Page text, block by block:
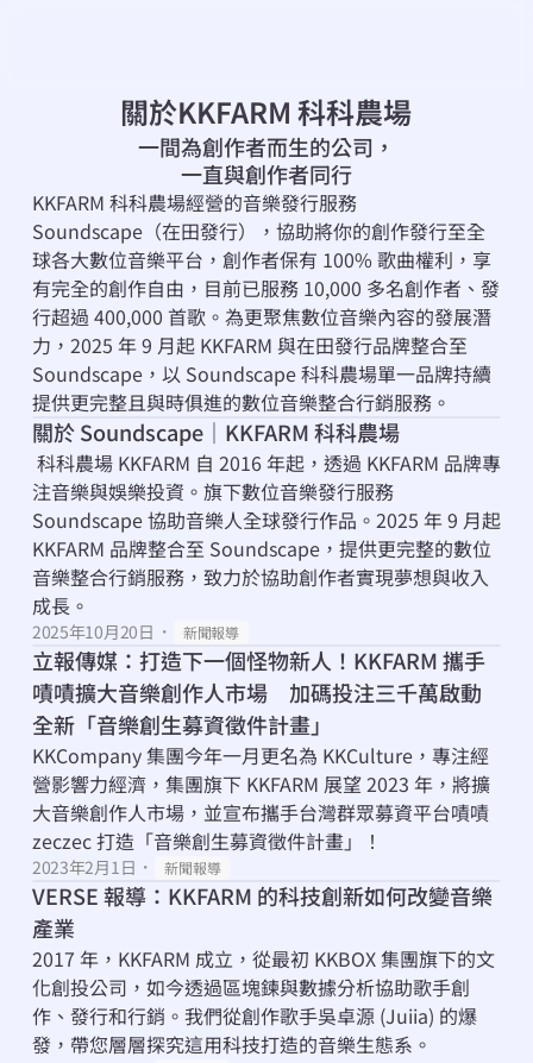
關於KKFARM 科科農場
一間為創作者而生的公司，
一直與創作者同行
KKFARM 科科農場經營的音樂發行服務
Soundscape（在田發行），協助將你的創作發行至全
球各大數位音樂平台，創作者保有 100% 歌曲權利，享
有完全的創作自由，目前已服務 10,000 多名創作者、發
行超過 400,000 首歌。為更聚焦數位音樂內容的發展潛
力，2025 年 9 月起 KKFARM 與在田發行品牌整合至
Soundscape，以 Soundscape 科科農場單一品牌持續
提供更完整且與時俱進的數位音樂整合行銷服務。
關於 Soundscape｜KKFARM 科科農場
注音樂與娛樂投資。旗下數位音樂發行服務
Soundscape 協助音樂人全球發行作品。2025 年 9 月起
KKFARM 品牌整合至 Soundscape，提供更完整的數位
音樂整合行銷服務，致力於協助創作者實現夢想與收入
成長。
2025年10月20日 ・ 新聞報導
立報傳媒：打造下一個怪物新人！KKFARM 攜手
嘖嘖擴大音樂創作人市場　加碼投注三千萬啟動
全新「音樂創生募資徵件計畫」
KKCompany 集團今年一月更名為 KKCulture，專注經
營影響力經濟，集團旗下 KKFARM 展望 2023 年，將擴
大音樂創作人市場，並宣布攜手台灣群眾募資平台嘖嘖
zeczec 打造「音樂創生募資徵件計畫」！
2023年2月1日 ・ 新聞報導
VERSE 報導：KKFARM 的科技創新如何改變音樂
產業
2017 年，KKFARM 成立，從最初 KKBOX 集團旗下的文
化創投公司，如今透過區塊鍊與數據分析協助歌手創
作、發行和行銷。我們從創作歌手吳卓源 (Juiia) 的爆
發，帶您層層探究這用科技打造的音樂生態系。